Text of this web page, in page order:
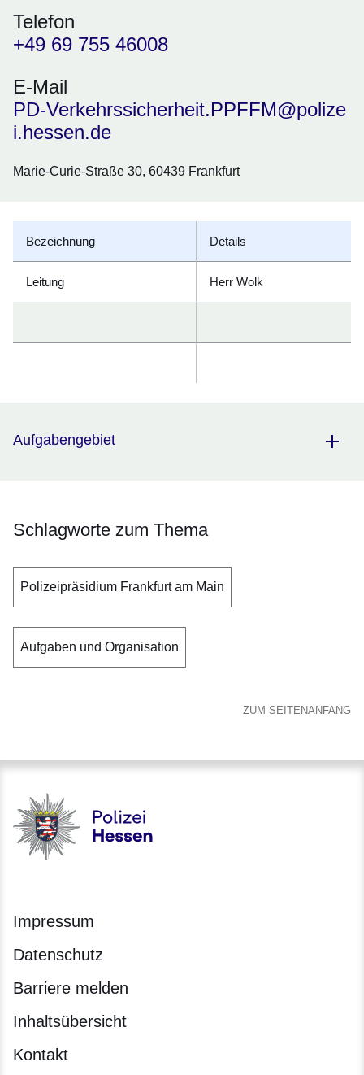
Telefon
+49 69 755 46008
E-Mail
PD-Verkehrssicherheit.PPFFM@polize
i.hessen.de
Marie-Curie-Straße 30, 60439 Frankfurt
Bezeichnung Details
Leitung Herr Wolk
Aufgabengebiet
Schlagworte zum Thema
Polizeipräsidium Frankfurt am Main
Aufgaben und Organisation
ZUM SEITENANFANG
Polizei - Polizei.hessen.de
Impressum
Datenschutz
Barriere melden
Inhaltsübersicht
Kontakt